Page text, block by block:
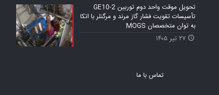
تحویل موقت واحد دوم توربین GE10-2
تأسیسات تقویت فشار گاز مرند و مرگنلر با اتکا
به توان متخصصان MOGS
۲۷ تیر ۱۴۰۵
تماس با ما